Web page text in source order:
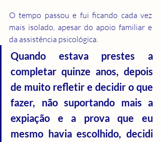
O tempo passou e fui ficando cada vez
mais isolado, apesar do apoio familiar e
da assistência psicológica.
Quando estava prestes a
completar quinze anos, depois
de muito refletir e decidir o que
fazer, não suportando mais a
expiação e a prova que eu
mesmo havia escolhido, decidi